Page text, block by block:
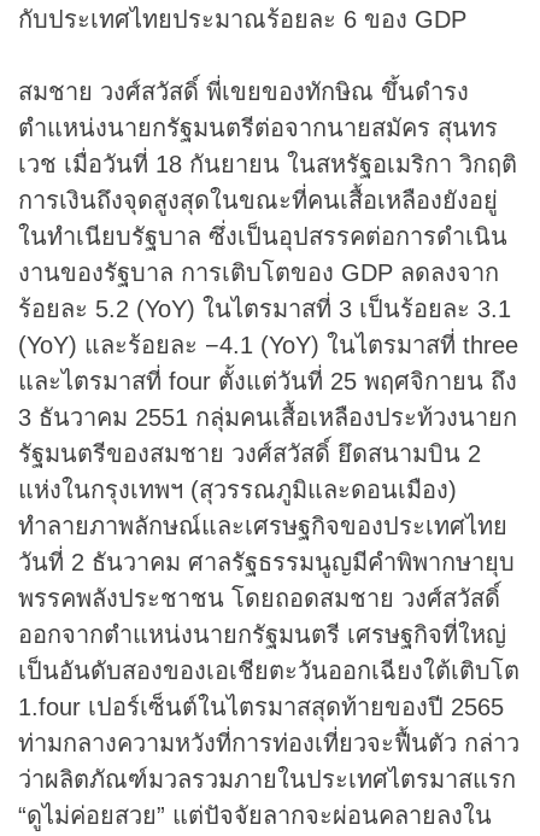
กับประเทศไทยประมาณร้อยละ 6 ของ GDP
สมชาย วงศ์สวัสดิ์ พี่เขยของทักษิณ ขึ้นดำรง
ตำแหน่งนายกรัฐมนตรีต่อจากนายสมัคร สุนทร
เวช เมื่อวันที่ 18 กันยายน ในสหรัฐอเมริกา วิกฤติ
การเงินถึงจุดสูงสุดในขณะที่คนเสื้อเหลืองยังอยู่
ในทำเนียบรัฐบาล ซึ่งเป็นอุปสรรคต่อการดำเนิน
งานของรัฐบาล การเติบโตของ GDP ลดลงจาก
ร้อยละ 5.2 (YoY) ในไตรมาสที่ 3 เป็นร้อยละ 3.1
(YoY) และร้อยละ −4.1 (YoY) ในไตรมาสที่ three
และไตรมาสที่ four ตั้งแต่วันที่ 25 พฤศจิกายน ถึง
3 ธันวาคม 2551 กลุ่มคนเสื้อเหลืองประท้วงนายก
รัฐมนตรีของสมชาย วงศ์สวัสดิ์ ยึดสนามบิน 2
แห่งในกรุงเทพฯ (สุวรรณภูมิและดอนเมือง)
ทำลายภาพลักษณ์และเศรษฐกิจของประเทศไทย
วันที่ 2 ธันวาคม ศาลรัฐธรรมนูญมีคำพิพากษายุบ
พรรคพลังประชาชน โดยถอดสมชาย วงศ์สวัสดิ์
ออกจากตำแหน่งนายกรัฐมนตรี เศรษฐกิจที่ใหญ่
เป็นอันดับสองของเอเชียตะวันออกเฉียงใต้เติบโต
1.four เปอร์เซ็นต์ในไตรมาสสุดท้ายของปี 2565
ท่ามกลางความหวังที่การท่องเที่ยวจะฟื้นตัว กล่าว
ว่าผลิตภัณฑ์มวลรวมภายในประเทศไตรมาสแรก
“ดูไม่ค่อยสวย” แต่ปัจจัยลากจะผ่อนคลายลงใน